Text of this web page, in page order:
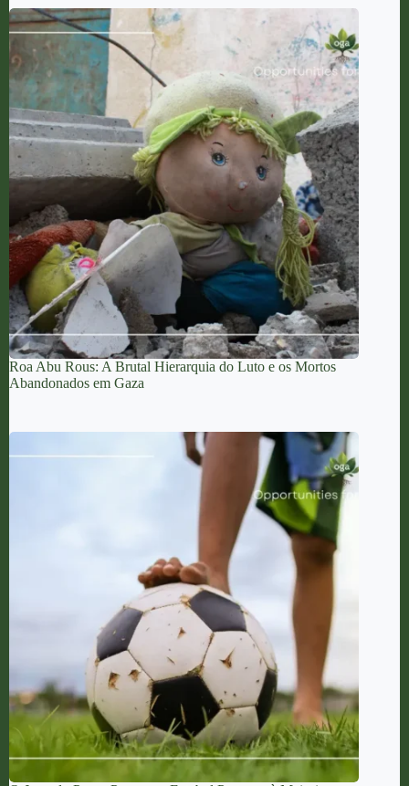
Roa Abu Rous: A Brutal Hierarquia do Luto e os Mortos
Abandonados em Gaza